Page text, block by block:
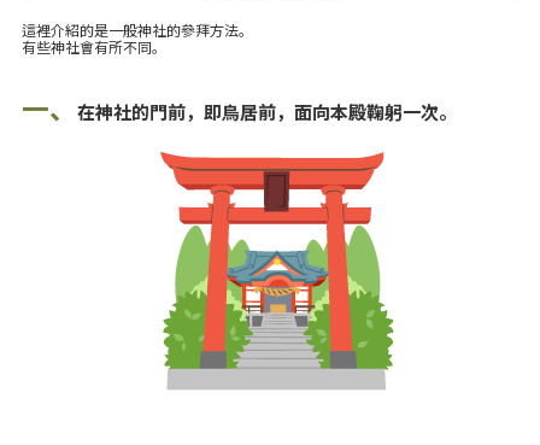
這裡介紹的是一般神社的參拜方法。
有些神社會有所不同。
一、 在神社的門前，即鳥居前，面向本殿鞠躬一次。